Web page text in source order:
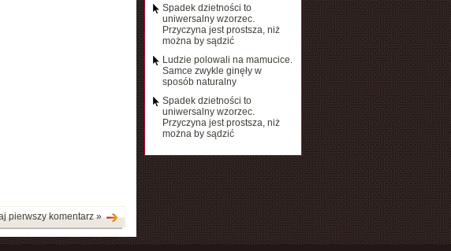
pierwszy komentarz »
Spadek dzietności to
uniwersalny wzorzec.
Przyczyna jest prostsza, niż
można by sądzić
Ludzie polowali na mamucice.
Samce zwykle ginęły w
sposób naturalny
Spadek dzietności to
uniwersalny wzorzec.
Przyczyna jest prostsza, niż
można by sądzić